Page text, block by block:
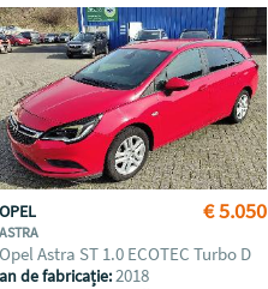
€ 5.050
OPEL
ASTRA
Opel Astra ST 1.0 ECOTEC Turbo D
an de fabricație:2018